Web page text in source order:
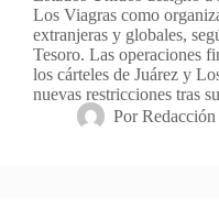
Los Viagras como
extranjeras y globales,
Tesoro. Las operaciones
los cárteles de Juárez y
nuevas restricciones tras
Por Redacción